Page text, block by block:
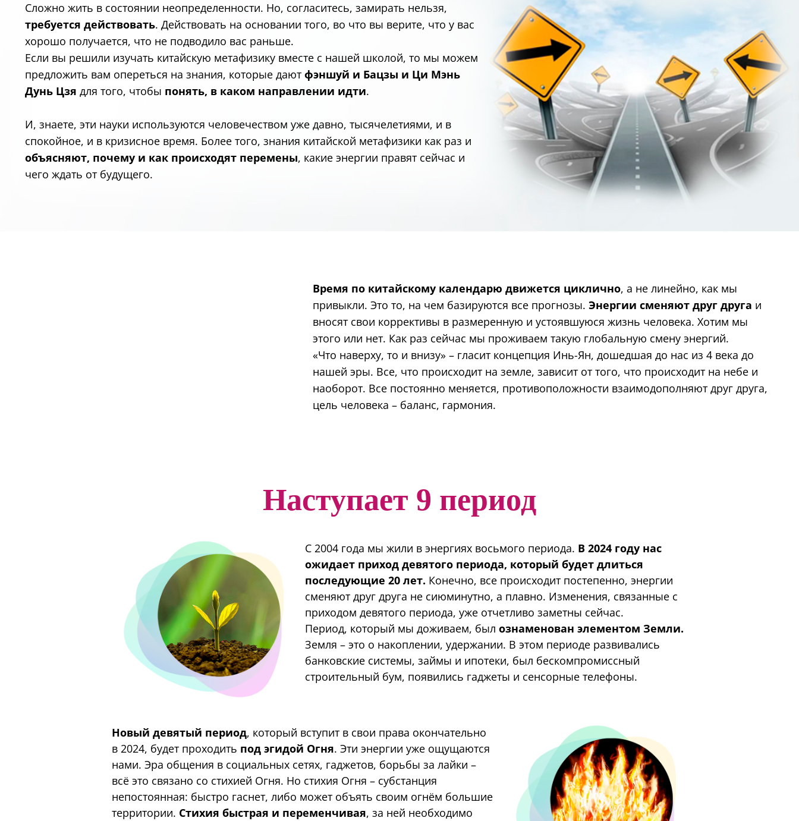
Сложно жить в состоянии неопределенности. Но, согласитесь, замирать нельзя,
требуется действовать. Действовать на основании того, во что вы верите, что у вас
хорошо получается, что не подводило вас раньше.
Если вы решили изучать китайскую метафизику вместе с нашей школой, то мы можем
предложить вам опереться на знания, которые даютфэншуй и Бацзы и Ци Мэнь
Дунь Цзя для того, чтобы понять, в каком направлении идти.
И, знаете, эти науки используются человечеством уже давно, тысячелетиями, и в
спокойное, и в кризисное время. Более того, знания китайской метафизики как раз и
объясняют, почему и как происходят перемены, какие энергии правят сейчас и
чего ждать от будущего.
Время по китайскому календарю движется циклично, а не линейно, как мы
привыкли. Это то, на чем базируются все прогнозы. Энергии сменяют друг друга и
вносят свои коррективы в размеренную и устоявшуюся жизнь человека. Хотим мы
этого или нет. Как раз сейчас мы проживаем такую глобальную смену энергий.
«Что наверху, то и внизу» – гласит концепция Инь-Ян, дошедшая до нас из 4 века до
нашей эры. Все, что происходит на земле, зависит от того, что происходит на небе и
наоборот. Все постоянно меняется, противоположности взаимодополняют друг друга,
цель человека – баланс, гармония.
Наступает 9 период
С 2004 года мы жили в энергиях восьмого периода. В 2024 году нас
ожидает приход девятого периода, который будет длиться
последующие 20 лет. Конечно, все происходит постепенно, энергии
сменяют друг друга не сиюминутно, а плавно. Изменения, связанные с
приходом девятого периода, уже отчетливо заметны сейчас.
Период, который мы доживаем, былознаменован элементом Земли.
Земля – это о накоплении, удержании. В этом периоде развивались
банковские системы, займы и ипотеки, был бескомпромиссный
строительный бум, появились гаджеты и сенсорные телефоны.
Новый девятый период, который вступит в свои права окончательно
в 2024, будет проходить под эгидой Огня. Эти энергии уже ощущаются
нами. Эра общения в социальных сетях, гаджетов, борьбы за лайки –
всё это связано со стихией Огня. Но стихия Огня – субстанция
непостоянная: быстро гаснет, либо может объять своим огнём большие
территории. Стихия быстрая и переменчивая, за ней необходимо